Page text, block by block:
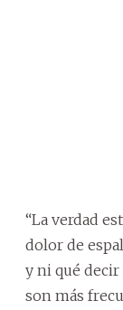
“La verdad
dolor de
y ni qué
son más